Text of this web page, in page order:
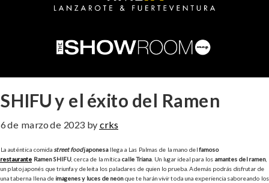
SHIFU y el éxito del Ramen
6 de marzo de 2023 by crks
La auténtica comida street foodjaponesallega a Las Palmas de la mano delfamoso
restaurante Ramen SHIFU, cerca de la mítica calle Triana. Un lugar ideal para los amantes del ramen,
un plato japonés que triunfa y deleita los paladares de quien lo prueba. Además podrás disfrutar de
una taberna llena de imágenes y luces de neónque te harán vivir toda una experiencia saboreando los